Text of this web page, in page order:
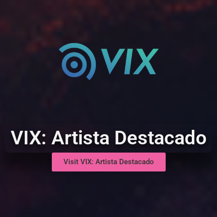
VIX: Artista Destacado
Visit VIX: Artista Destacado